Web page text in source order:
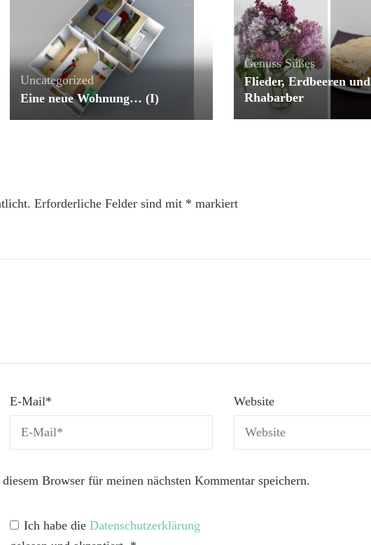
Uncategorized
Eine neue Wohnung… (I)
Genuss Süßes
Flieder, Erdbeeren und
Rhabarber
Erforderliche Felder sind mit * markiert
E-Mail* Website
Browser für meinen nächsten Kommentar speichern.
Ich habe die Datenschutzerklärung